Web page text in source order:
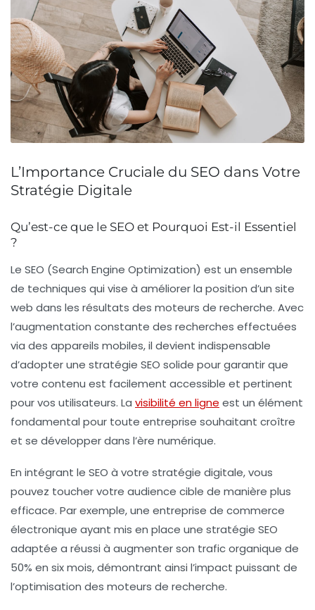
L’Importance Cruciale du SEO dans Votre
Stratégie Digitale
Qu’est-ce que le SEO et Pourquoi Est-il Essentiel
?
Le SEO (Search Engine Optimization) est un ensemble
de techniques qui vise à améliorer la position d’un site
web dans les résultats des moteurs de recherche. Avec
l’augmentation constante des recherches effectuées
via des appareils mobiles, il devient indispensable
d’adopter une stratégie SEO solide pour garantir que
votre contenu est facilement accessible et pertinent
pour vos utilisateurs. La visibilité en ligne est un élément
fondamental pour toute entreprise souhaitant croître
et se développer dans l’ère numérique.
En intégrant le SEO à votre stratégie digitale, vous
pouvez toucher votre audience cible de manière plus
efficace. Par exemple, une entreprise de commerce
électronique ayant mis en place une stratégie SEO
adaptée a réussi à augmenter son trafic organique de
50% en six mois, démontrant ainsi l’impact puissant de
l’optimisation des moteurs de recherche.